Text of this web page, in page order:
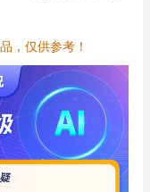
，仅供参考！